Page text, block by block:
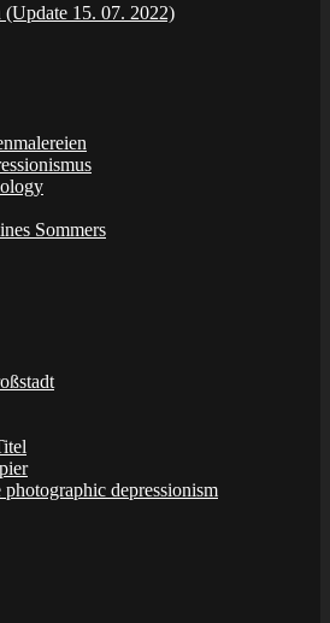
15. 07. 2022)
Sommers
depressionism